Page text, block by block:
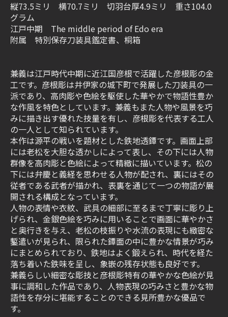
縦73.5ミリ 横70.7ミリ 切羽台厚4.9ミリ 重さ104.0
グラム
江戸中期 The middle period of Edo era
附属 特別保存刀装具鑑定書、桐箱
兼義は江戸時代中期に近江国彦根で活躍した彦根彫の金
工です。彦根彫は井伊家の城下町で発展した刀装具の一
派であり、高肉彫や色絵を駆使した華やかで物語性豊か
な作風を特色としています。兼義もまた人物や風景を巧
みに描き出す優れた技量を有し、彦根彫を代表する工人
の一人として知られています。
本作は源平の戦いを題材とした鉄地透鐔です。画面上部
には老松を大胆な透かしによって表し、その下には人物
群像を高肉彫と色絵によって精緻に描いています。松の
下には弁慶と義経を思わせる人物が配され、裏にはその
従者である武者が描かれ、表裏を通じて一つの物語が展
開される構成となっています。
人物の表情や衣紋、武具の細部に至るまで丁寧に彫り上
げられ、金銀色絵を巧みに用いることで画面に華やかさ
と奥行きを与え、老松の枝振りや水流の表現にも緻密な
鏨遣いが見られ、限られた鐔面の中に豊かな情景が巧み
にまとめられており、鉄地はよく鍛えられ、時代を経た
落ち着いた鉄味を呈し、象嵌の残存状態も良好です。
兼義らしい細密な彫技と彦根彫特有の華やかな色絵が見
事に調和した作品であり、人物表現の巧みさと豊かな物
語性を存分に堪能することのできる見所豊かな優品で
す。